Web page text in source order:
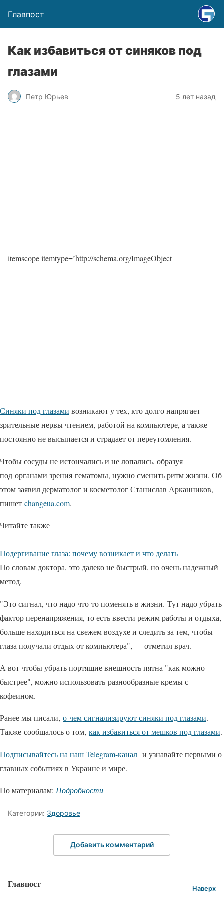
Главпост
Как избавиться от синяков под
глазами
Петр Юрьев 5 лет назад
itemscope itemtype=’http://schema.org/ImageObject
Синяки под глазами возникают у тех, кто долго напрягает
зрительные нервы чтением, работой на компьютере, а также
постоянно не высыпается и страдает от переутомления.
Чтобы сосуды не истончались и не лопались, образуя
под органами зрения гематомы, нужно сменить ритм жизни. Об
этом заявил дерматолог и косметолог Станислав Арканников,
пишет changeua.com.
Читайте также
Подергивание глаза: почему возникает и что делать
По словам доктора, это далеко не быстрый, но очень надежный
метод.
"Это сигнал, что надо что-то поменять в жизни. Тут надо убрать
фактор перенапряжения, то есть ввести режим работы и отдыха,
больше находиться на свежем воздухе и следить за тем, чтобы
глаза получали отдых от компьютера", — отметил врач.
А вот чтобы убрать портящие внешность пятна "как можно
быстрее", можно использовать разнообразные кремы с
кофеином.
Ранее мы писали, о чем сигнализируют синяки под глазами.
Также сообщалось о том, как избавиться от мешков под глазами.
Подписывайтесь на наш Telegram-канал и узнавайте первыми о
главных событиях в Украине и мире.
По материалам: Подробности
Категории: Здоровье
Добавить комментарий
Главпост Наверх